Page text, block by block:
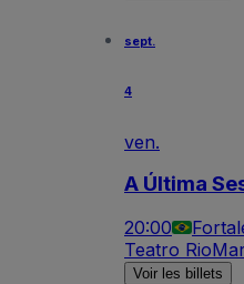
sept.
4
ven.
A Última
20:00
Teatro
Voir les billets